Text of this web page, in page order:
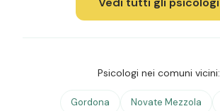
Psicologi nei comuni vicini:
Gordona Novate Mezzola